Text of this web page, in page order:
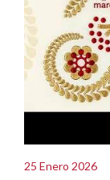
25 Enero 2026